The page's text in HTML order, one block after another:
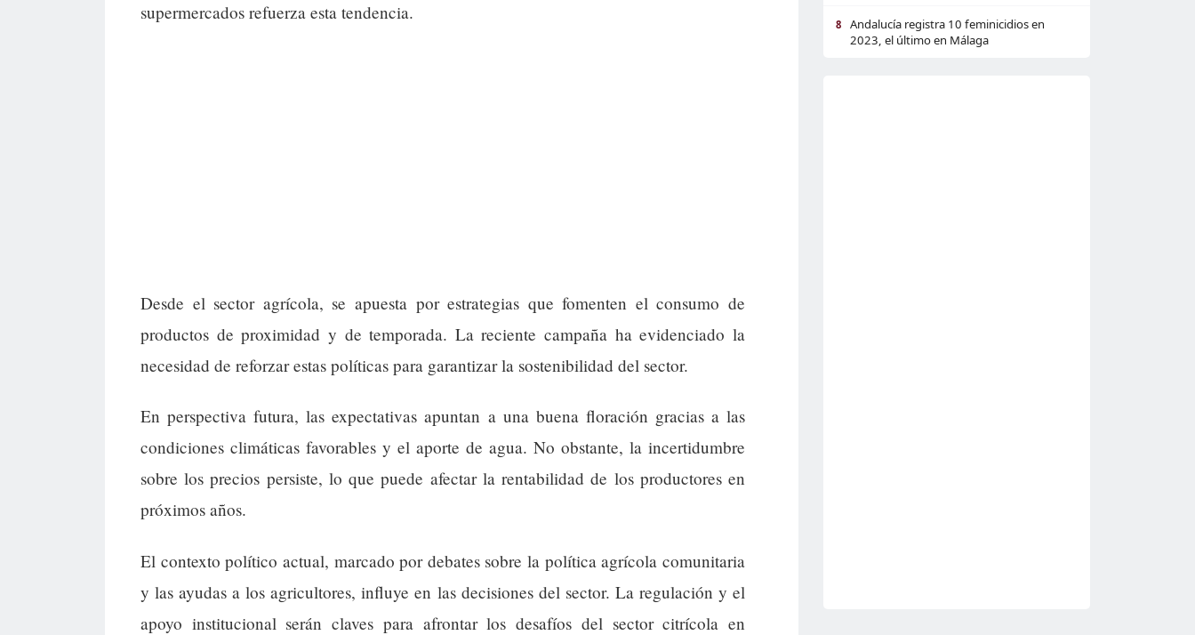
supermercados refuerza esta tendencia.
Desde el sector agrícola, se apuesta por estrategias que fomenten el consumo de
productos de proximidad y de temporada. La reciente campaña ha evidenciado la
necesidad de reforzar estas políticas para garantizar la sostenibilidad del sector.
En perspectiva futura, las expectativas apuntan a una buena floración gracias a las
condiciones climáticas favorables y el aporte de agua. No obstante, la incertidumbre
sobre los precios persiste, lo que puede afectar la rentabilidad de los productores en
próximos años.
El contexto político actual, marcado por debates sobre la política agrícola comunitaria
y las ayudas a los agricultores, influye en las decisiones del sector. La regulación y el
apoyo institucional serán claves para afrontar los desafíos del sector citrícola en
8
Andalucía registra 10 feminicidios en
2023, el último en Málaga